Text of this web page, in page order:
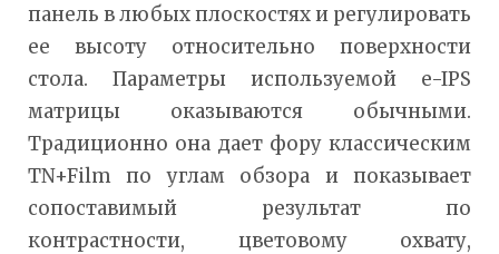
панель в любых плоскостях и регулировать
ее высоту относительно поверхности
стола. Параметры используемой e-IPS
матрицы оказываются обычными.
Традиционно она дает фору классическим
TN+Film по углам обзора и показывает
сопоставимый результат по
контрастности, цветовому охвату,